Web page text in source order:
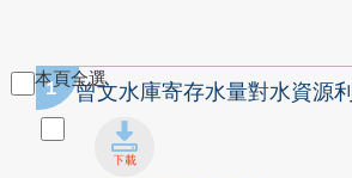
本頁全選
1 曾文水庫寄存水量對水資源